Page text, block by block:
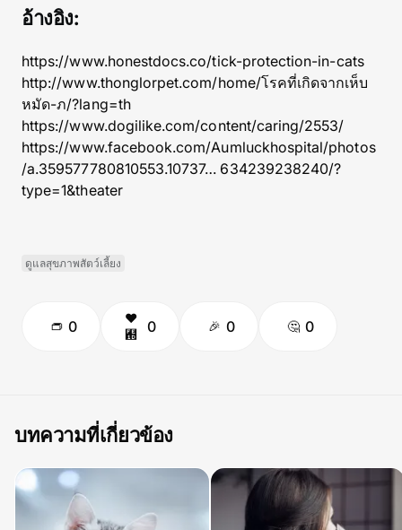
อ้างอิง:
https://www.honestdocs.co/tick-protection-in-cats
http://www.thonglorpet.com/home/โรคที่เกิดจากเห็บ
หมัด-ภ/?lang=th
https://www.dogilike.com/content/caring/2553/
https://www.facebook.com/Aumluckhospital/photos
/a.359577780810553.10737… 634239238240/?
type=1&theater
ดูแลสุขภาพสัตว์เลี้ยง
0 0 0 0
บทความที่เกี่ยวข้อง